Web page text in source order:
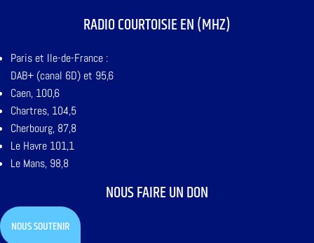
RADIO COURTOISIE EN (MHZ)
Paris et Ile-de-France :
DAB+ (canal 6D) et 95,6
Caen, 100,6
Chartres, 104,5
Cherbourg, 87,8
Le Havre 101,1
Le Mans, 98,8
NOUS FAIRE UN DON
NOUS SOUTENIR